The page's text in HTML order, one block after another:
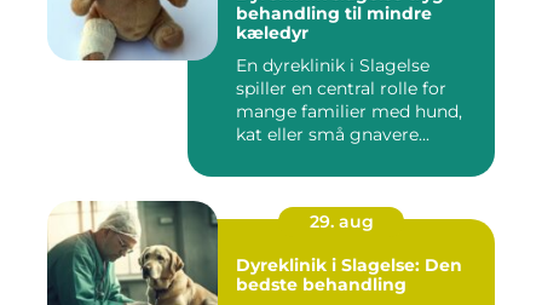
behandling til mindre
kæledyr
En dyreklinik i Slagelse
spiller en central rolle for
mange familier med hund,
kat eller små gnavere...
29. aug
Dyreklinik i Slagelse: Den
bedste behandling